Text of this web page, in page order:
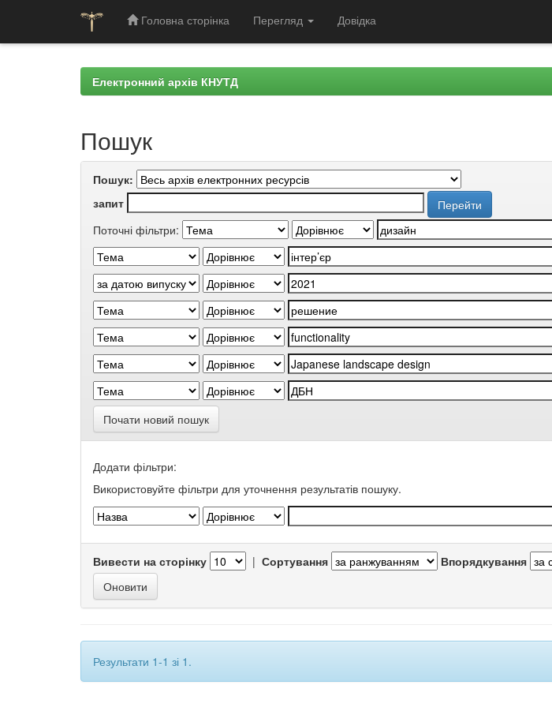
Головна сторінка Перегляд Довідка
Електронний архів КНУТД
Пошук
Пошук:
запит
Поточні фільтри:
Почати новий пошук
Додати фільтри:
Використовуйте фільтри для уточнення результатів пошуку.
Вивести на сторінку | Сортування Впорядкування
Результати 1-1 зі 1.